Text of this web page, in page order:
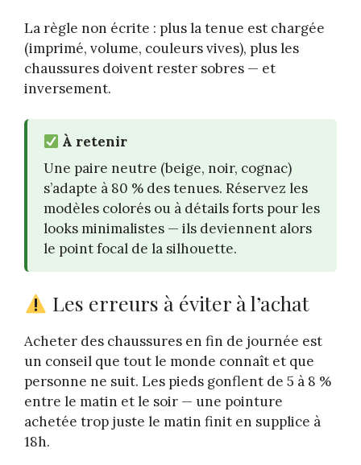
La règle non écrite : plus la tenue est chargée
(imprimé, volume, couleurs vives), plus les
chaussures doivent rester sobres — et
inversement.
À retenir
Une paire neutre (beige, noir, cognac)
s’adapte à 80 % des tenues. Réservez les
modèles colorés ou à détails forts pour les
looks minimalistes — ils deviennent alors
le point focal de la silhouette.
Les erreurs à éviter à l’achat
Acheter des chaussures en fin de journée est
un conseil que tout le monde connaît et que
personne ne suit. Les pieds gonflent de 5 à 8 %
entre le matin et le soir — une pointure
achetée trop juste le matin finit en supplice à
18h.